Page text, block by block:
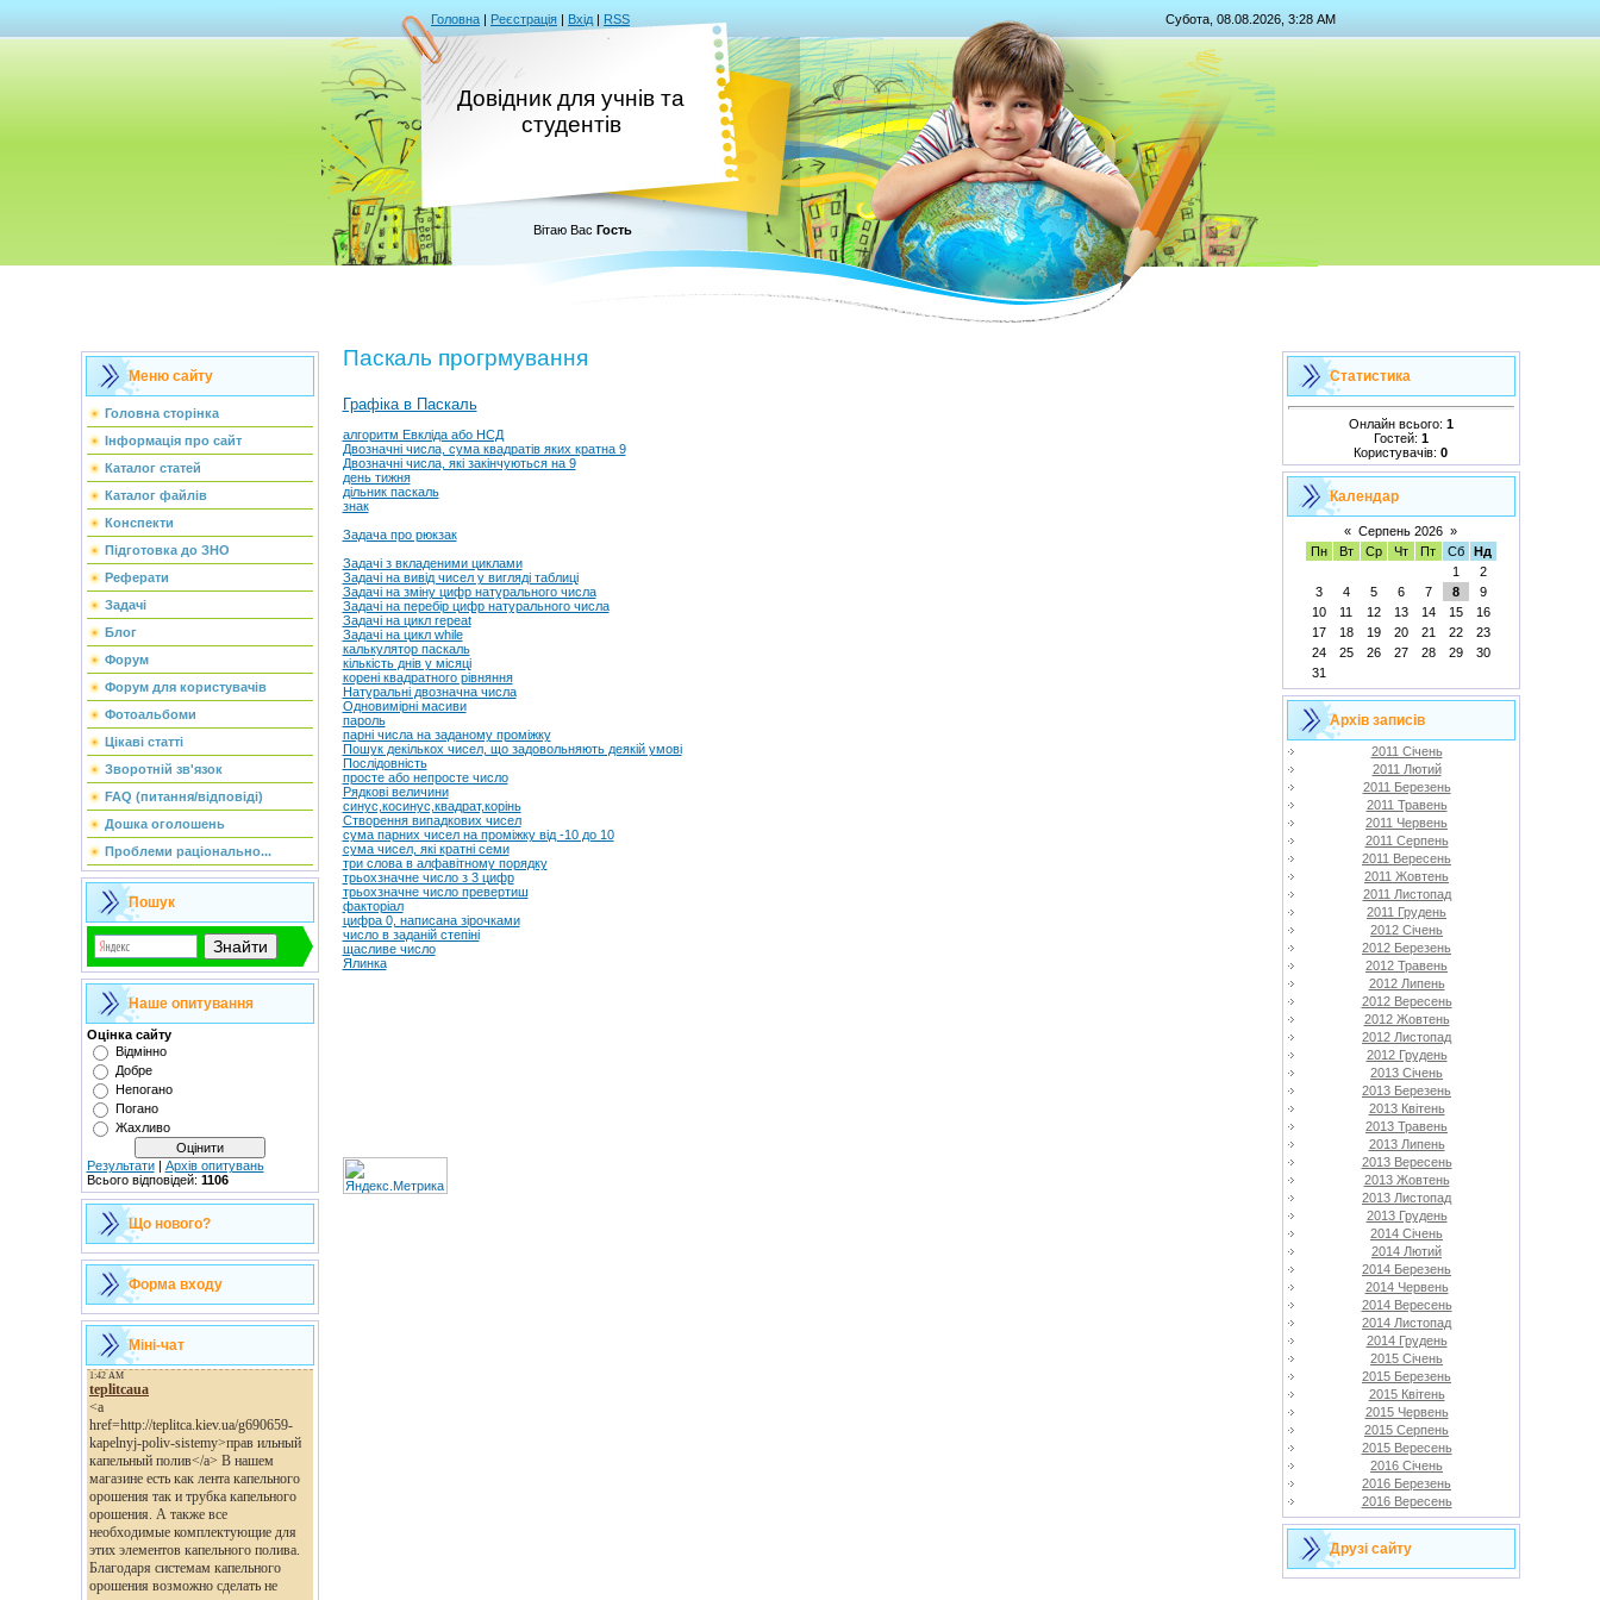
Головна | Реєстрація | Вхід | RSS Субота, 08.08.2026, 3:28 AM
Довідник для учнів та
студентів
Вітаю Вас Гость
Меню сайту
Головна сторінка
Інформація про сайт
Каталог статей
Каталог файлів
Конспекти
Підготовка до ЗНО
Реферати
Задачі
Блог
Форум
Форум для користувачів
Фотоальбоми
Цікаві статті
Зворотній зв'язок
FAQ (питання/відповіді)
Дошка оголошень
Проблеми раціонально...
Пошук
Наше опитування
Оцінка сайту
Відмінно
Добре
Непогано
Погано
Жахливо
Результати| Архів опитувань
Всього відповідей: 1106
Що нового?
Форма входу
Міні-чат
Паскаль прогрмування
Графіка в Паскаль
алгоритм Евкліда або НСД
Двозначні числа, сума квадратів яких кратна 9
Двозначні числа, які закінчуються на 9
день тижня
дільник паскаль
знак
Задача про рюкзак
Задачі з вкладеними циклами
Задачі на вивід чисел у вигляді таблиці
Задачі на зміну цифр натурального числа
Задачі на перебір цифр натурального числа
Задачі на цикл repeat
Задачі на цикл while
калькулятор паскаль
кількість днів у місяці
корені квадратного рівняння
Натуральні двозначна числа
Одновимірні масиви
пароль
парні числа на заданому проміжку
Пошук декількох чисел, що задовольняють деякій умові
Послідовність
просте або непросте число
Рядкові величини
синус,косинус,квадрат,корінь
Створення випадкових чисел
сума парних чисел на проміжку від -10 до 10
сума чисел, які кратні семи
три слова в алфавітному порядку
трьохзначне число з 3 цифр
трьохзначне число превертиш
факторіал
цифра 0, написана зірочками
число в заданій степіні
щасливе число
Ялинка
Статистика
Онлайн всього: 1
Гостей: 1
Користувачів: 0
Календар
« Серпень 2026 »
Пн
Вт Ср Чт Пт Сб
Нд
1
2
3
4 5 6 7 8
9
10
11 12 13 14 15
16
17
18 19 20 21 22
23
24
25 26 27 28 29
30
31
Архів записів
2011 Січень
2011 Лютий
2011 Березень
2011 Травень
2011 Червень
2011 Серпень
2011 Вересень
2011 Жовтень
2011 Листопад
2011 Грудень
2012 Січень
2012 Березень
2012 Травень
2012 Липень
2012 Вересень
2012 Жовтень
2012 Листопад
2012 Грудень
2013 Січень
2013 Березень
2013 Квітень
2013 Травень
2013 Липень
2013 Вересень
2013 Жовтень
2013 Листопад
2013 Грудень
2014 Січень
2014 Лютий
2014 Березень
2014 Червень
2014 Вересень
2014 Листопад
2014 Грудень
2015 Січень
2015 Березень
2015 Квітень
2015 Червень
2015 Серпень
2015 Вересень
2016 Січень
2016 Березень
2016 Вересень
Друзі сайту